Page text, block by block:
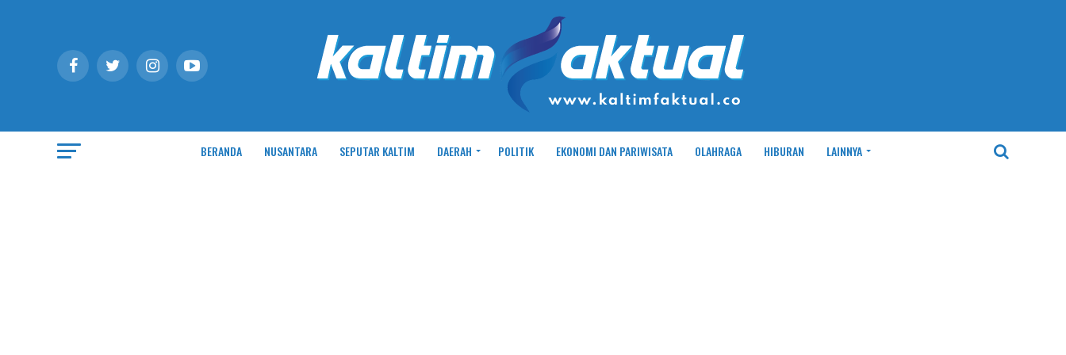
BERANDA NUSANTARA SEPUTAR KALTIM DAERAH POLITIK EKONOMI DAN PARIWISATA OLAHRAGA HIBURAN LAINNYA